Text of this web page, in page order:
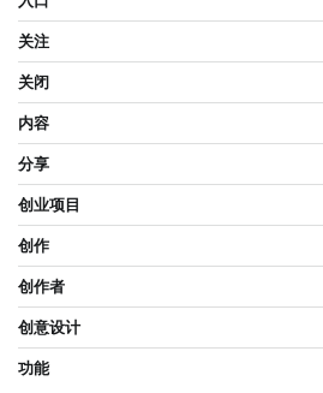
关注
关闭
内容
分享
创业项目
创作
创作者
创意设计
功能